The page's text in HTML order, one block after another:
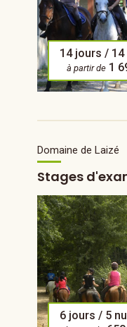
14 jours / 14
à partir de 1
Domaine de Laizé
Stages
6 jours / 5